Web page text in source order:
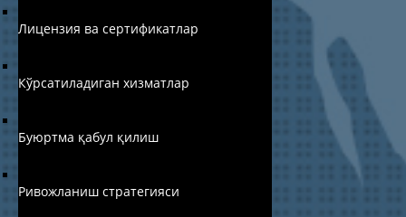
Лицензия ва сертификатлар
Кўрсатиладиган хизматлар
Буюртма қабул қилиш
Ривожланиш стратегияси